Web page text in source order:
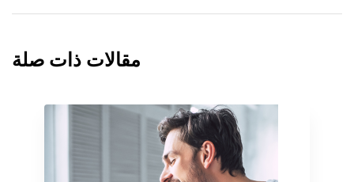
مقالات ذات صلة